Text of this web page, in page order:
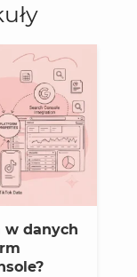
w danych